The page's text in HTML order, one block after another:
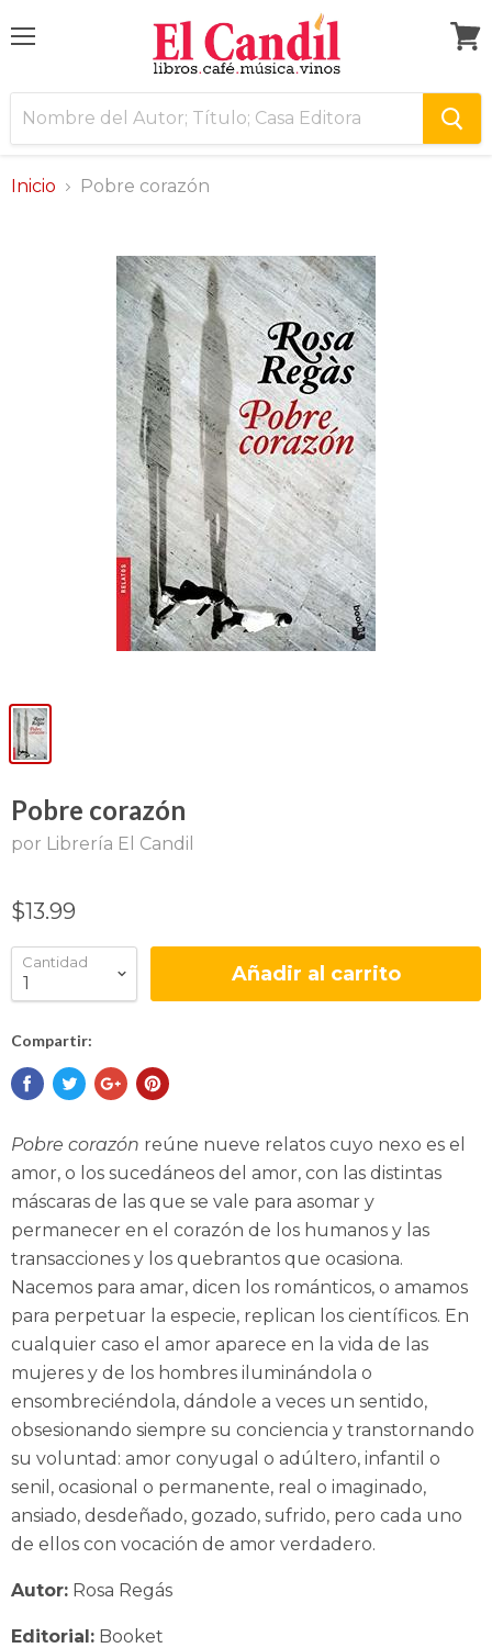
Inicio Pobre corazón
Pobre corazón
por Librería El Candil
$13.99
Cantidad Añadir al carrito
Compartir:
Pobre corazón reúne nueve relatos cuyo nexo es el
amor, o los sucedáneos del amor, con las distintas
máscaras de las que se vale para asomar y
permanecer en el corazón de los humanos y las
transacciones y los quebrantos que ocasiona.
Nacemos para amar, dicen los románticos, o amamos
para perpetuar la especie, replican los científicos. En
cualquier caso el amor aparece en la vida de las
mujeres y de los hombres iluminándola o
ensombreciéndola, dándole a veces un sentido,
obsesionando siempre su conciencia y transtornando
su voluntad: amor conyugal o adúltero, infantil o
senil, ocasional o permanente, real o imaginado,
ansiado, desdeñado, gozado, sufrido, pero cada uno
de ellos con vocación de amor verdadero.
Autor: Rosa Regás
Editorial: Booket